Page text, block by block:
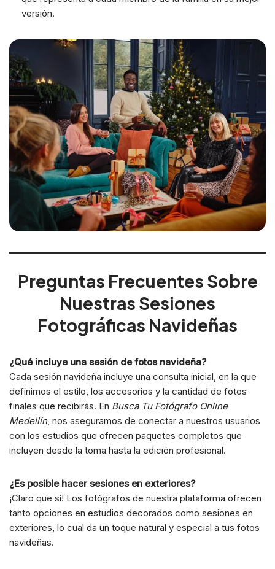
versión.
Preguntas Frecuentes Sobre
Nuestras Sesiones
Fotográficas Navideñas
¿Qué incluye una sesión de fotos navideña?
Cada sesión navideña incluye una consulta inicial, en la que
definimos el estilo, los accesorios y la cantidad de fotos
finales que recibirás. En Busca Tu Fotógrafo Online
Medellín, nos aseguramos de conectar a nuestros usuarios
con los estudios que ofrecen paquetes completos que
incluyen desde la toma hasta la edición profesional.
¿Es posible hacer sesiones en exteriores?
¡Claro que sí! Los fotógrafos de nuestra plataforma ofrecen
tanto opciones en estudios decorados como sesiones en
exteriores, lo cual da un toque natural y especial a tus fotos
navideñas.